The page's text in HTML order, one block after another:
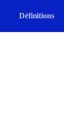
Définitions